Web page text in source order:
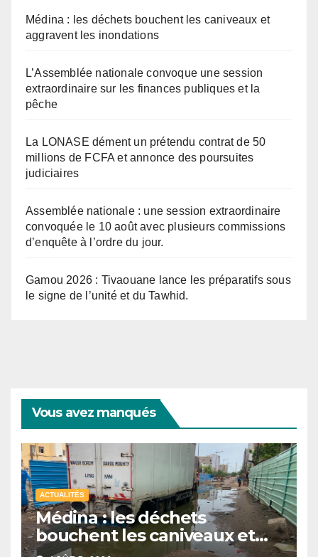
Médina : les déchets bouchent les caniveaux et
aggravent les inondations
L’Assemblée nationale convoque une session
extraordinaire sur les finances publiques et la
pêche
La LONASE dément un prétendu contrat de 50
millions de FCFA et annonce des poursuites
judiciaires
Assemblée nationale : une session extraordinaire
convoquée le 10 août avec plusieurs commissions
d’enquête à l’ordre du jour.
Gamou 2026 : Tivaouane lance les préparatifs sous
le signe de l’unité et du Tawhid.
Vous avez manqués
ACTUALITÉS
Médina : les déchets
bouchent les caniveaux et